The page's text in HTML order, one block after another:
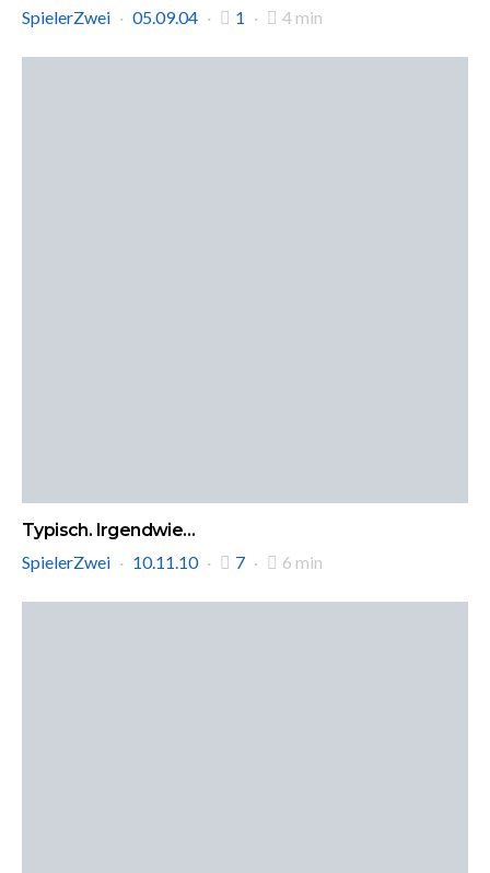
SpielerZwei
05.09.04 1 4 min
Typisch. Irgendwie…
SpielerZwei
10.11.10 7 6 min